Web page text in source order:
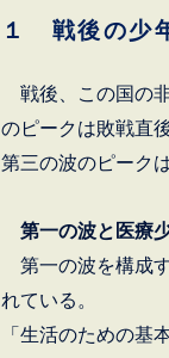
１ 戦後の少
戦後、この国の
のピークは敗戦直
第三の波のピーク
第一の波と医療
第一の波を構成
れている。
「生活のための基